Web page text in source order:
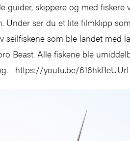
guider, skippere og med fiskere
Under ser du et lite filmklipp
seilfiskene som ble landet med
Beast. Alle fiskene ble
https://youtu.be/